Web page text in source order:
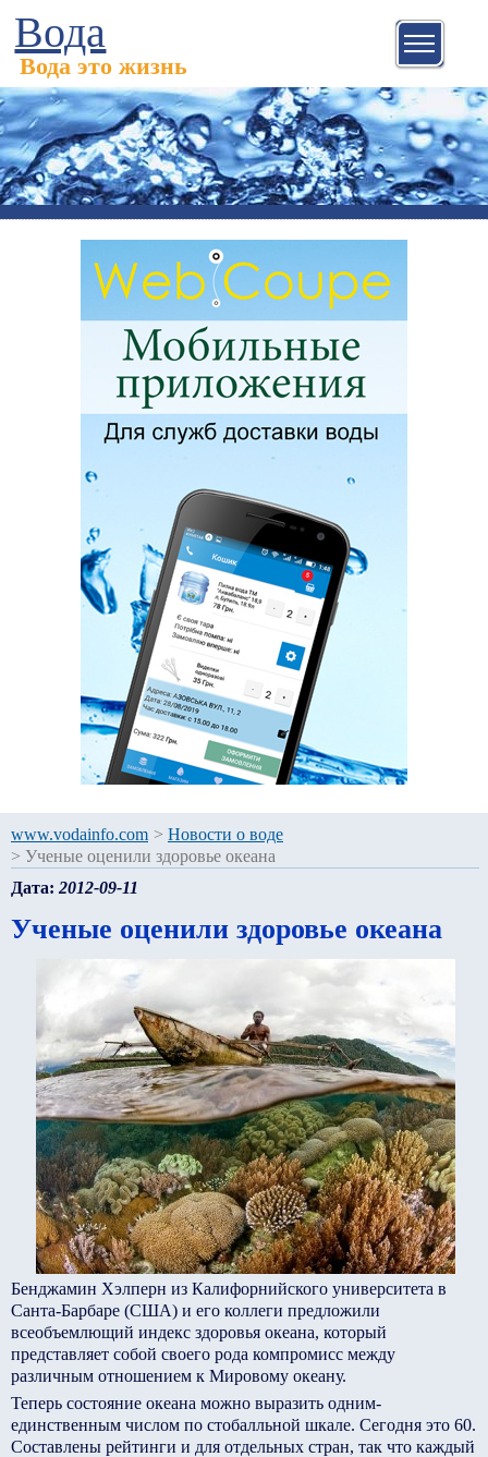
Вода
Вода это жизнь
www.vodainfo.com > Новости о воде
> Ученые оценили здоровье океана
Дата: 2012-09-11
Ученые оценили здоровье океана
Бенджамин Хэлперн из Калифорнийского университета в
Санта-Барбаре (США) и его коллеги предложили
всеобъемлющий индекс здоровья океана, который
представляет собой своего рода компромисс между
различным отношением к Мировому океану.
Теперь состояние океана можно выразить одним-
единственным числом по стобалльной шкале. Сегодня это 60.
Составлены рейтинги и для отдельных стран, так что каждый